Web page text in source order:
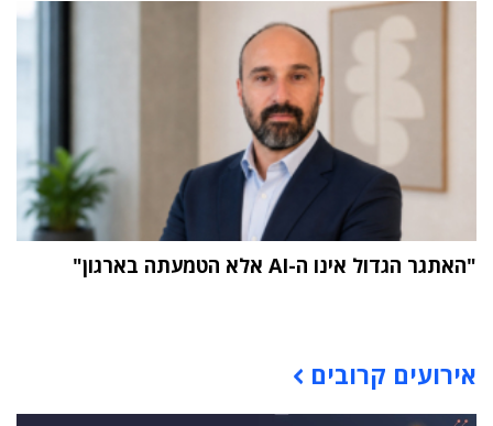
"האתגר הגדול אינו ה-AI אלא הטמעתה בארגון"
אירועים קרובים